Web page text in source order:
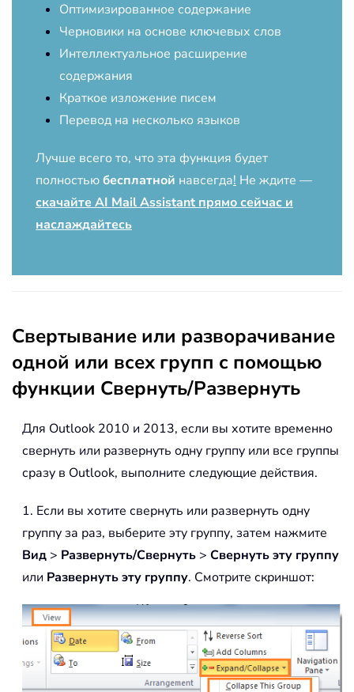
Оптимизированное содержание
Черновики на основе ключевых слов
Интеллектуальное расширение
содержания
Краткое изложение писем
Перевод на несколько языков
Лучше всего то, что эта функция будет
полностьюбесплатной навсегда! Не ждите —
скачайте AI Mail Assistant прямо сейчас и
наслаждайтесь
Свертывание или разворачивание
одной или всех групп с помощью
функции Свернуть/Развернуть
Для Outlook 2010 и 2013, если вы хотите временно
свернуть или развернуть одну группу или все группы
сразу в Outlook, выполните следующие действия.
1. Если вы хотите свернуть или развернуть одну
группу за раз, выберите эту группу, затем нажмите
Вид > Развернуть/Свернуть > Свернуть эту группу
или Развернуть эту группу. Смотрите скриншот: